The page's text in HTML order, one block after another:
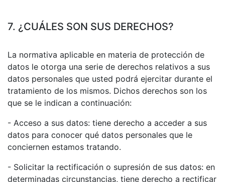
7. ¿CUÁLES SON SUS DERECHOS?
La normativa aplicable en materia de protección de
datos le otorga una serie de derechos relativos a sus
datos personales que usted podrá ejercitar durante el
tratamiento de los mismos. Dichos derechos son los
que se le indican a continuación:
- Acceso a sus datos: tiene derecho a acceder a sus
datos para conocer qué datos personales que le
conciernen estamos tratando.
- Solicitar la rectificación o supresión de sus datos: en
determinadas circunstancias, tiene derecho a rectificar